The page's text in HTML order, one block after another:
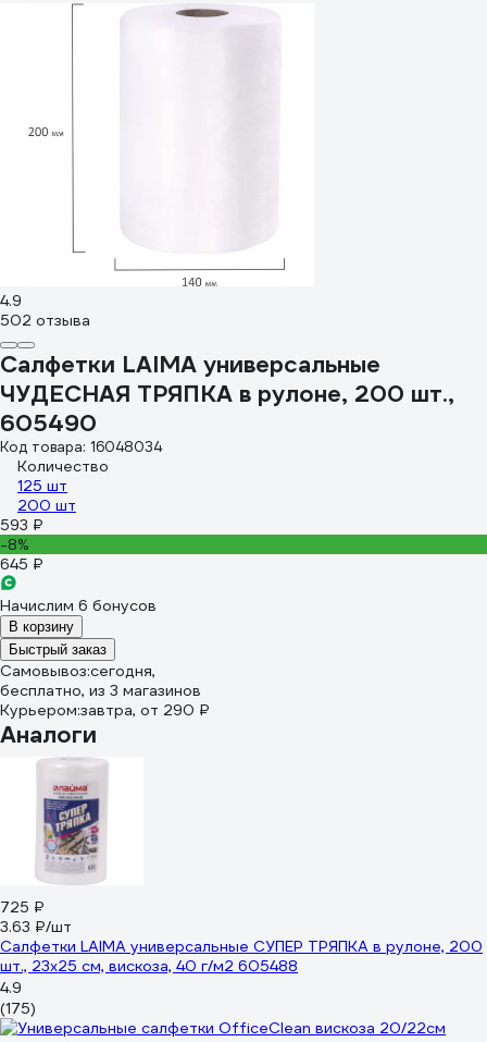
4.9
502 отзыва
Салфетки LAIMA универсальные
ЧУДЕСНАЯ ТРЯПКА в рулоне, 200 шт.,
605490
Код товара: 16048034
Количество
125 шт
200 шт
593 ₽
-8%
645 ₽
Начислим 6 бонусов
В корзину
Быстрый заказ
Самовывоз:сегодня,
бесплатно, из 3 магазинов
Курьером:завтра, от 290 ₽
Аналоги
725 ₽
3.63 ₽/шт
Салфетки LAIMA универсальные СУПЕР ТРЯПКА в рулоне, 200
шт., 23х25 см, вискоза, 40 г/м2 605488
4.9
(175)